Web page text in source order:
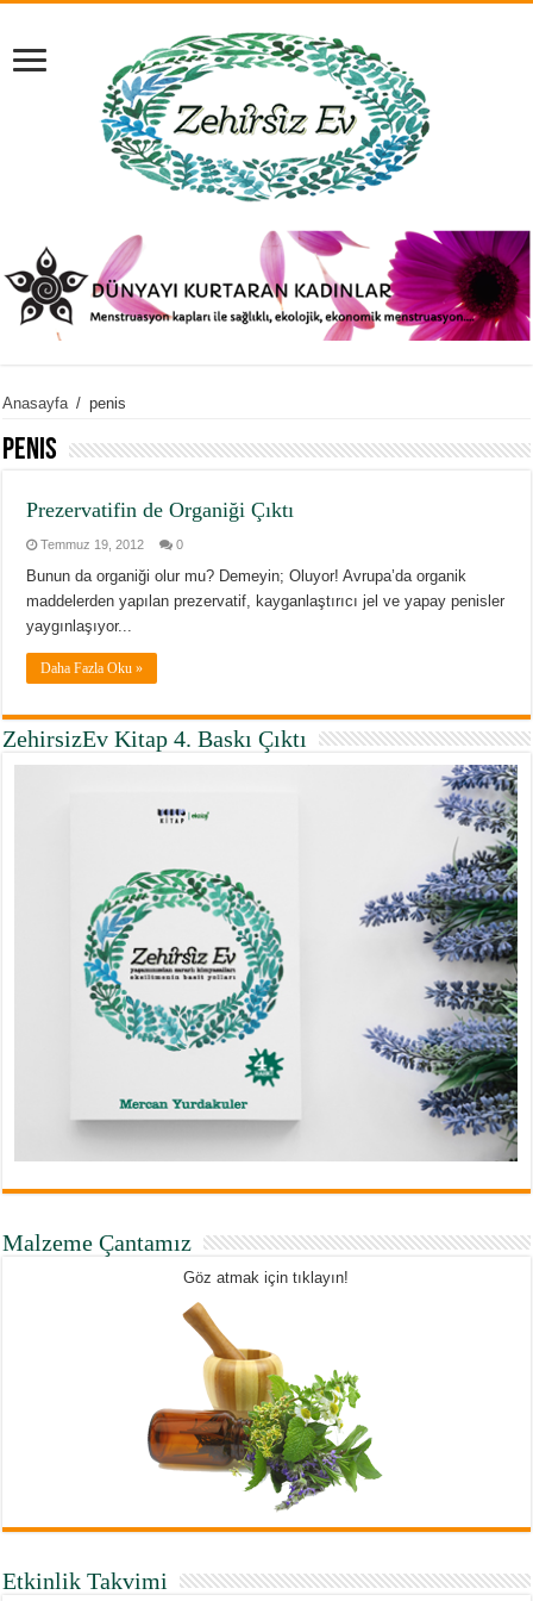
Anasayfa / penis
penis
Prezervatifin de Organiği Çıktı
Temmuz 19, 2012 0
Bunun da organiği olur mu? Demeyin; Oluyor! Avrupa’da organik
maddelerden yapılan prezervatif, kayganlaştırıcı jel ve yapay penisler
yaygınlaşıyor...
Daha Fazla Oku »
ZehirsizEv Kitap 4. Baskı Çıktı
Malzeme Çantamız
Göz atmak için tıklayın!
Etkinlik Takvimi